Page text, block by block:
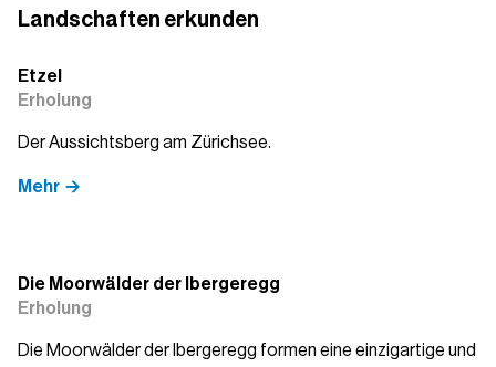
Landschaften erkunden
Etzel
Erholung
Der Aussichtsberg am Zürichsee.
Mehr
Die Moorwälder der Ibergeregg
Erholung
Die Moorwälder der Ibergeregg formen eine einzigartige und